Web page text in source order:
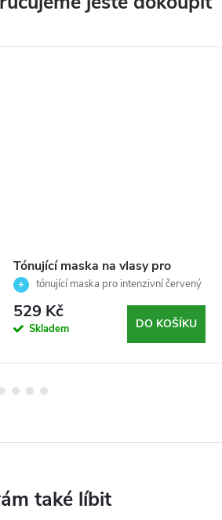
Tónující maska na vlasy pro
intenzivní červený odstín( Red
600) Nutri Color - Revlon
Professional -100ml
tónující maska pro intenzivní červený
odstín (Red 600) ✨
529 Kč
Skladem DO KOŠÍKU